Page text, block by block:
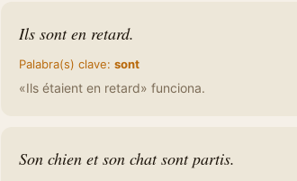
Ils sont en retard.
Palabra(s) clave: sont
«Ils étaient en retard» funciona.
Son chien et son chat sont partis.